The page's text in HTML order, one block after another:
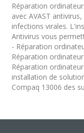
Réparation
avec AVAST
infections virales.
Antivirus vous
- Réparation
Réparation
Réparation
installation de
Compaq 13006 des